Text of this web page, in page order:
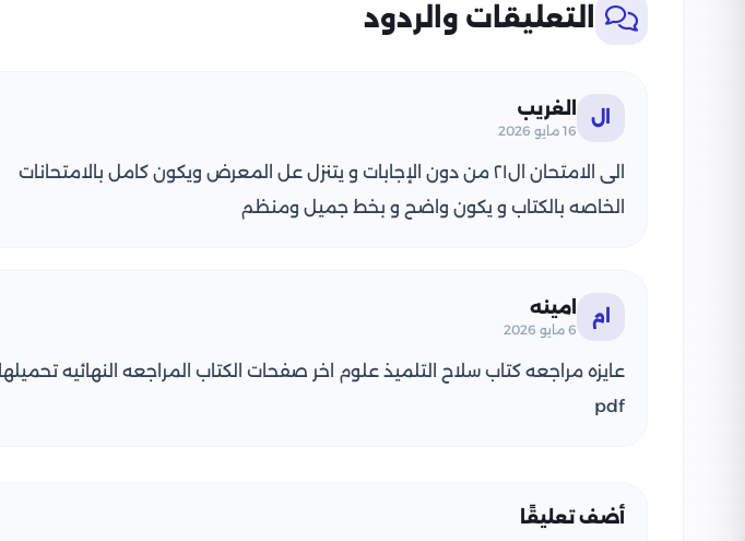
التعليقات والردود
ال الغريب
16 مايو 2026
الى الامتحان ال٢١ من دون الإجابات و يتنزل عل المعرض ويكون كامل بالامتحانات
الخاصه بالكتاب و يكون واضح و بخط جميل ومنظم
ام امينه
6 مايو 2026
عايزه مراجعه كتاب سلاح التلميذ علوم اخر صفحات الكتاب المراجعه النهائيه تحميلها
pdf
أضف تعليقًا